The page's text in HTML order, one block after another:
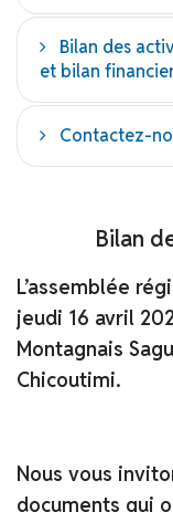
Bilan des
et bilan
Contactez-
Bilan
L’assemblée
jeudi 16 avril
Montagnais
Chicoutimi.
Nous vous
documents qui